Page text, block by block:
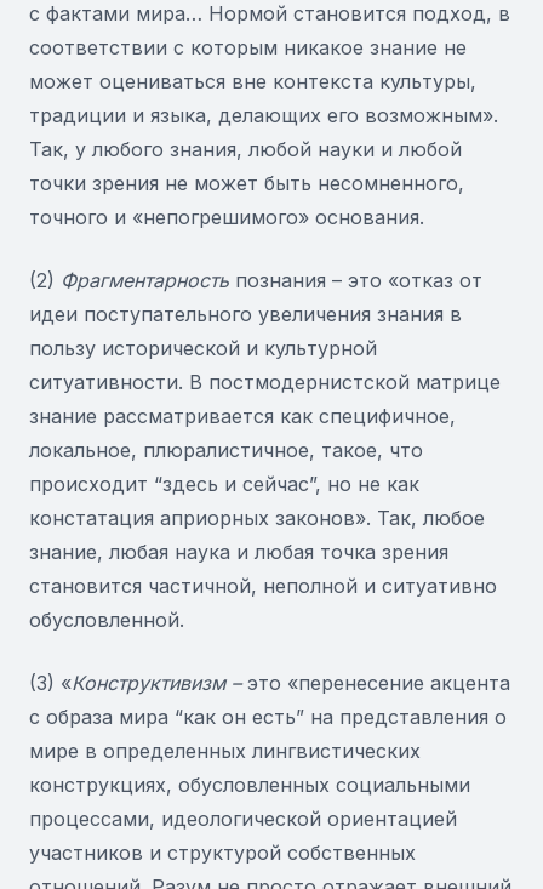
с фактами мира… Нормой становится подход, в
соответствии с которым никакое знание не
может оцениваться вне контекста культуры,
традиции и языка, делающих его возможным».
Так, у любого знания, любой науки и любой
точки зрения не может быть несомненного,
точного и «непогрешимого» основания.
(2) Фрагментарность познания – это «отказ от
идеи поступательного увеличения знания в
пользу исторической и культурной
ситуативности. В постмодернистской матрице
знание рассматривается как специфичное,
локальное, плюралистичное, такое, что
происходит “здесь и сейчас”, но не как
констатация априорных законов». Так, любое
знание, любая наука и любая точка зрения
становится частичной, неполной и ситуативно
обусловленной.
(3) «Конструктивизм –это «перенесение акцента
с образа мира “как он есть” на представления о
мире в определенных лингвистических
конструкциях, обусловленных социальными
процессами, идеологической ориентацией
участников и структурой собственных